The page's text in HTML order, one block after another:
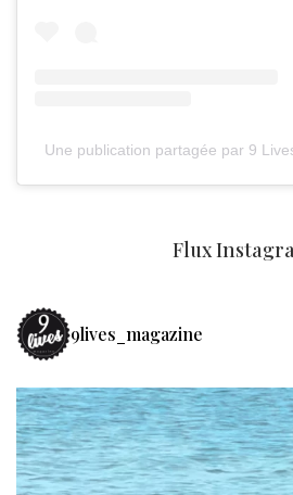
Une publication partagée par 9
Flux
9lives_magazine